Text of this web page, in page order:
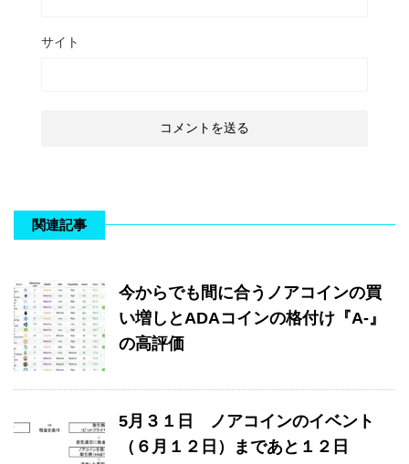
サイト
関連記事
今からでも間に合うノアコインの買
い増しとADAコインの格付け『A-』
の高評価
5月３１日 ノアコインのイベント
（６月１２日）まであと１２日